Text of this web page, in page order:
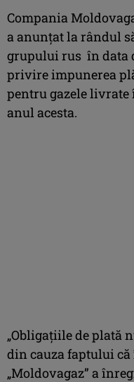
Compania
a anunțat la rândul
grupului rus în data
privire impunerea
pentru gazele
anul acesta.
„Obligațiile de plată
din cauza faptului că
„Moldovagaz” a